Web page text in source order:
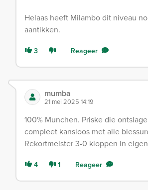
Helaas heeft Milambo dit niveau
aantikken.
3 Reageer
mumba
21 mei 2025 14:19
100% Munchen. Priske die
compleet kansloos met alle
Rekortmeister 3-0 kloppen in
4 1 Reageer